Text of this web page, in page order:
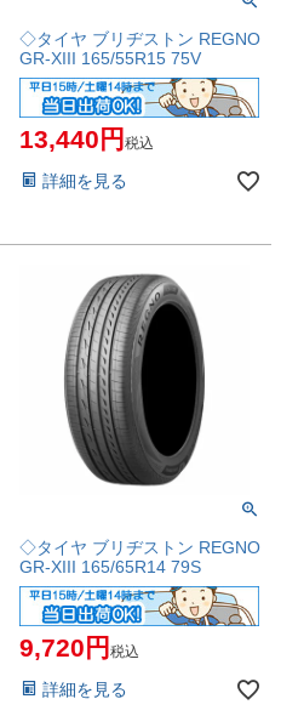
◇タイヤ ブリヂストン REGNO
GR-XIII 165/55R15 75V
13,440 税込
詳細を見る
◇タイヤ ブリヂストン REGNO
GR-XIII 165/65R14 79S
9,720 税込
詳細を見る